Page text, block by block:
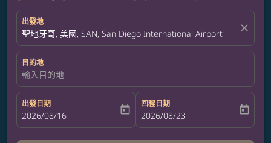
出發地
聖地牙哥, 美國, SAN, San Diego International Airport close
目的地
輸入目的地
出發日期
fc-booking-departure-date-aria-label
2026/08/16 today
回程日期
fc-booking-return-date-aria-label
2026/08/23 today